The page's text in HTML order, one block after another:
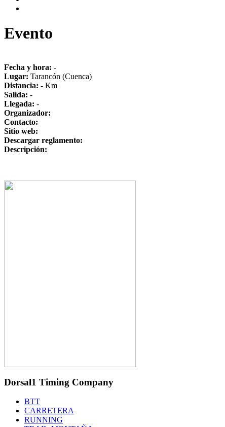
Evento
Fecha y hora: -
Lugar: Tarancón (Cuenca)
Distancia: - Km
Salida: -
Llegada: -
Organizador:
Contacto:
Sitio web:
Descargar reglamento:
Descripción:
Dorsal1 Timing Company
BTT
CARRETERA
RUNNING